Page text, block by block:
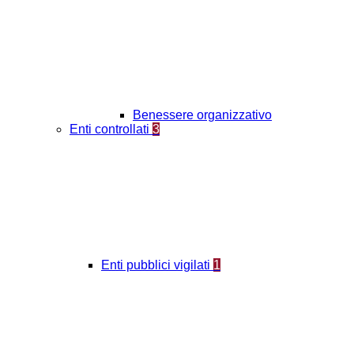
Benessere organizzativo
Enti controllati 3
Enti pubblici vigilati 1